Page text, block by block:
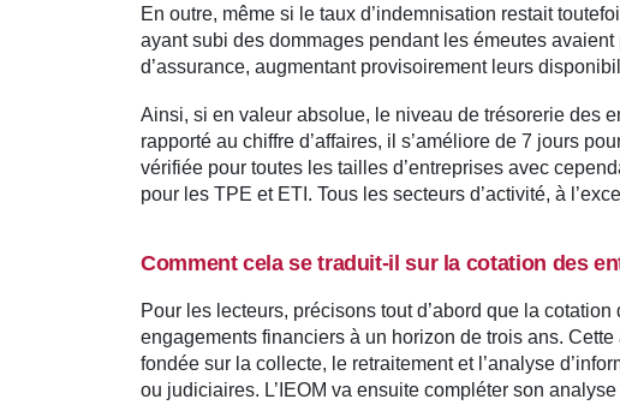
En outre, même si le taux d’indemnisation restait
ayant subi des dommages pendant les émeutes
d’assurance, augmentant provisoirement leurs
Ainsi, si en valeur absolue, le niveau de trésorerie des
rapporté au chiffre d’affaires, il s’améliore de 7 jours
vérifiée pour toutes les tailles d’entreprises avec
pour les TPE et ETI. Tous les secteurs d’activité, à
Comment cela se traduit-il sur la cotation des
Pour les lecteurs, précisons tout d’abord que la
engagements financiers à un horizon de trois ans.
fondée sur la collecte, le retraitement et l’analyse
ou judiciaires. L’IEOM va ensuite compléter son